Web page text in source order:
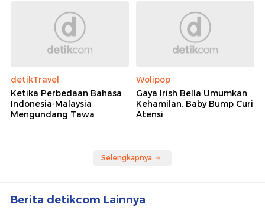
detikTravel
Ketika Perbedaan Bahasa
Indonesia-Malaysia
Mengundang Tawa
Wolipop
Gaya Irish Bella Umumkan
Kehamilan, Baby Bump Curi
Atensi
Selengkapnya
Berita detikcom Lainnya